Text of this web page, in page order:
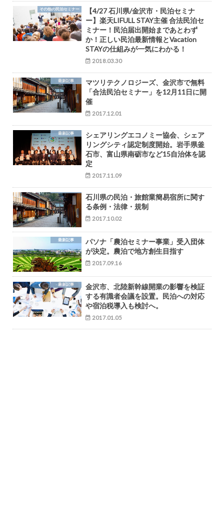
その他の民泊セミナー
【4/27 石川県/金沢市・民泊セミナ
ー】楽天LIFULL STAY主催 合法民泊セ
ミナー！民泊届出開始まであとわず
か！正しい民泊最新情報とVacation
STAYの仕組みが一気にわかる！
2018.03.30
最新記事
マツリテクノロジーズ、金沢市で無料
「合法民泊セミナー」を12月11日に開
催
2017.12.01
最新記事
シェアリングエコノミー協会、シェア
リングシティ認定制度開始。岩手県釜
石市、富山県南砺市など15自治体を認
定
2017.11.09
石川県の民泊・旅館業簡易宿所に関す
る条例・法律・規制
2017.10.02
最新記事
パソナ「農泊セミナー事業」受入団体
が決定。農泊で地方創生目指す
2017.09.16
最新記事
金沢市、北陸新幹線開業の影響を検証
する有識者会議を設置。民泊への対応
や宿泊税導入も検討へ。
2017.01.05